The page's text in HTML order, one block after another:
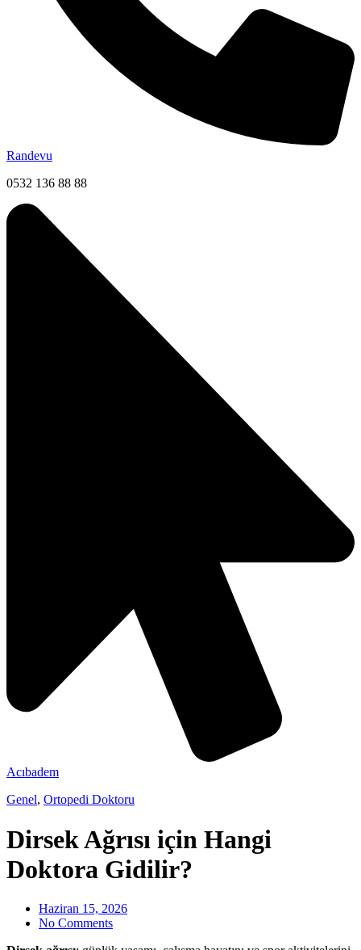
Randevu
0532 136 88 88
Acıbadem
Genel, Ortopedi Doktoru
Dirsek Ağrısı için Hangi
Doktora Gidilir?
Haziran 15, 2026
No Comments